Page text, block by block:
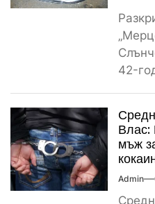
42-
Влас:
мъж
Admin